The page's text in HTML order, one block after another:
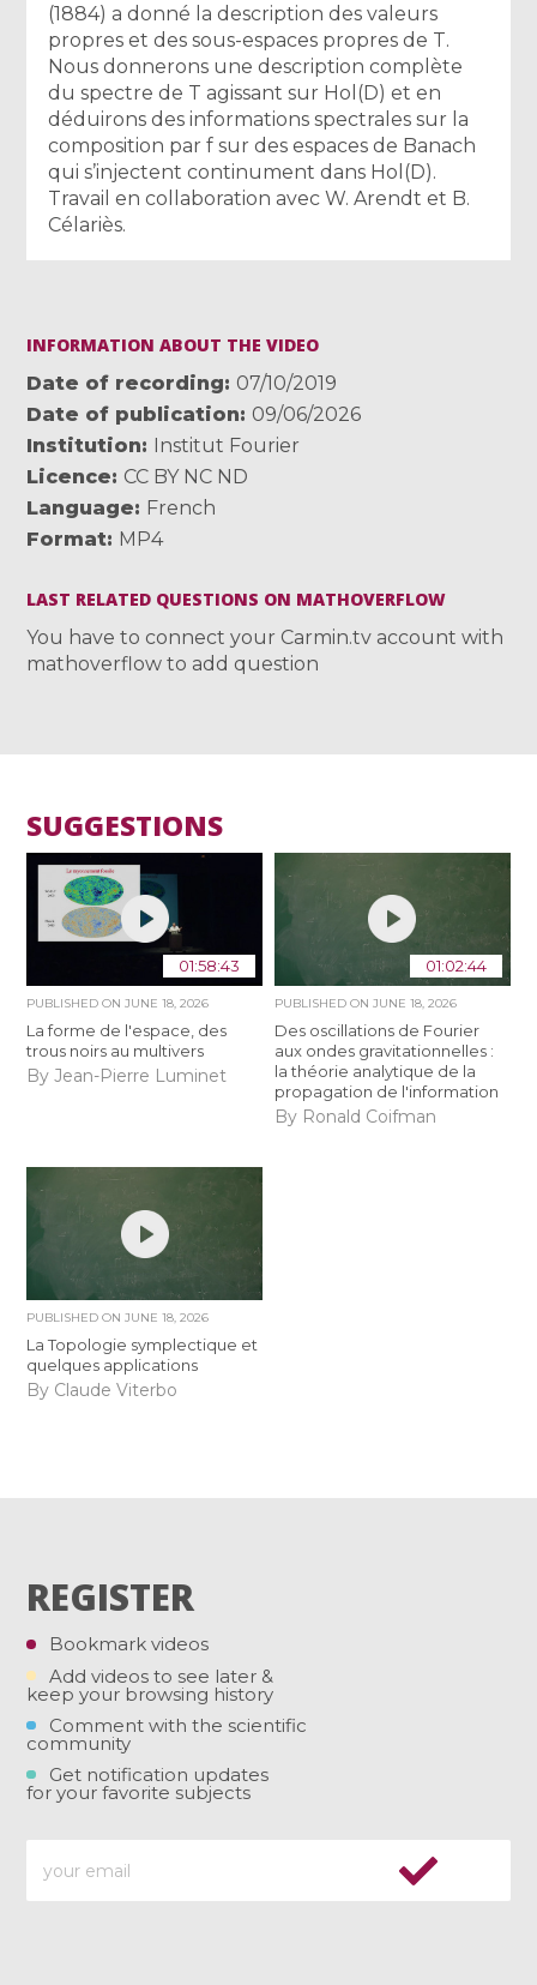
(1884) a donné la description des valeurs
propres et des sous-espaces propres de T.
Nous donnerons une description complète
du spectre de T agissant sur Hol(D) et en
déduirons des informations spectrales sur la
composition par f sur des espaces de Banach
qui s’injectent continument dans Hol(D).
Travail en collaboration avec W. Arendt et B.
Célariès.
INFORMATION ABOUT THE VIDEO
Date of recording
07/10/2019
Date of publication
09/06/2026
Institution
Institut Fourier
Licence
CC BY NC ND
Language
French
Format MP4
LAST RELATED QUESTIONS ON MATHOVERFLOW
You have to connect your Carmin.tv account with
mathoverflow to add question
SUGGESTIONS
01:58:43
PUBLISHED ONJUNE 18, 2026
La forme de l'espace, des
trous noirs au multivers
By Jean-Pierre Luminet
01:02:44
PUBLISHED ON JUNE 18, 2026
Des oscillations de Fourier
aux ondes gravitationnelles :
la théorie analytique de la
propagation de l'information
By Ronald Coifman
PUBLISHED ONJUNE 18, 2026
La Topologie symplectique et
quelques applications
By Claude Viterbo
REGISTER
Bookmark videos
Add videos to see later &
keep your browsing history
Comment with the scientific
community
Get notification updates
for your favorite subjects